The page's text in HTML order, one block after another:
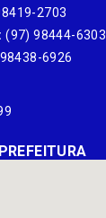
2703
(97) 98444-6303
6926